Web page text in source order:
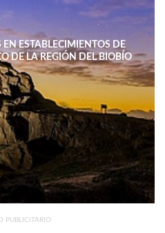
EN ESTABLECIMIENTOS DE
DE LA REGIÓN DEL BIOBÍO
INTERANUAL
PUBLICITARIO